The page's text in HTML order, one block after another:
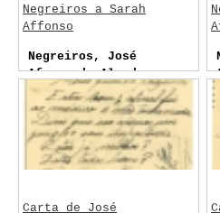
Negreiros a Sarah
Affonso
Negreiros, José
Afonso de Almada
Carta de José